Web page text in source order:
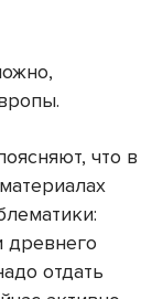
что в
древнего
отдать